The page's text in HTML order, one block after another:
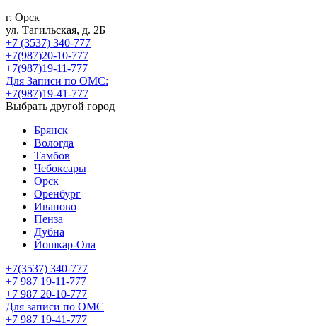
г. Орск
ул. Тагильская, д. 2Б
+7 (3537) 340-777
+7(987)20-10-777
+7(987)19-11-777
Для Записи по ОМС:
+7(987)19-41-777
Выбрать другой город
Брянск
Вологда
Тамбов
Чебоксары
Орск
Оренбург
Иваново
Пенза
Дубна
Йошкар-Ола
+7(3537) 340-777
+7 987 19-11-777
+7 987 20-10-777
Для записи по ОМС
+7 987 19-41-777